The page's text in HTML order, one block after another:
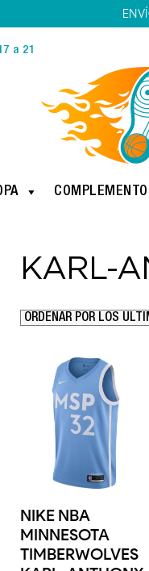
a 21
KARL-
NIKE NBA
MINNESOTA
TIMBERWOLVES